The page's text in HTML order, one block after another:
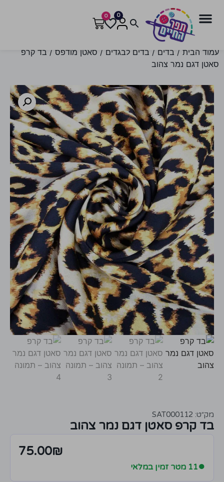
0
0
עמוד הבית / בדים / בדים לבגדים / סאטן מודפס / בד קרפ
סאטן דגם נמר צהוב
מק״ט: SAT000112
בד קרפ סאטן דגם נמר צהוב
75.00₪
●11 מטר זמין במלאי